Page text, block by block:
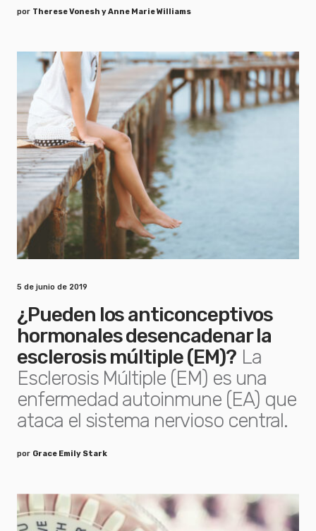
por Therese Vonesh y Anne Marie Williams
5 de junio de 2019
¿Pueden los anticonceptivos
hormonales desencadenar la
esclerosis múltiple (EM)? La
Esclerosis Múltiple (EM) es una
enfermedad autoinmune (EA) que
ataca el sistema nervioso central.
por Grace Emily Stark